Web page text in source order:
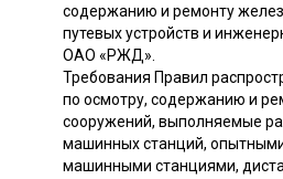
содержанию и ремонту
путевых устройств и
ОАО «РЖД».
Требования Правил
по осмотру, содержанию и
сооружений, выполняемые
машинных станций,
машинными станциями,